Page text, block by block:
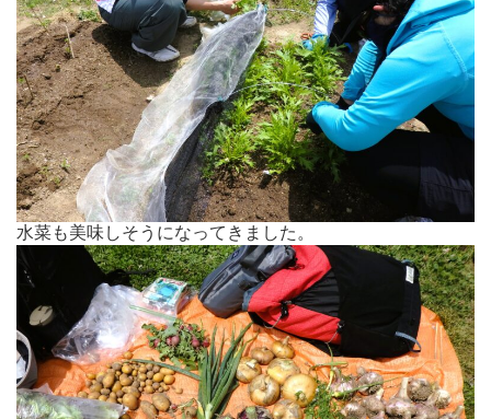
水菜も美味しそうになってきました。